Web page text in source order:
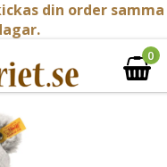
din order samma
0